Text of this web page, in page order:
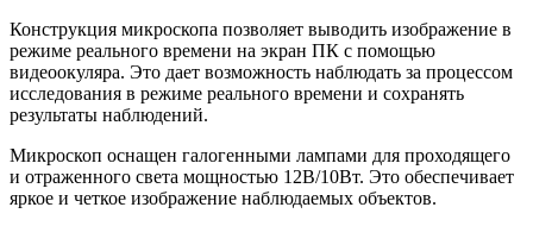
Конструкция микроскопа позволяет выводить изображение в
режиме реального времени на экран ПК с помощью
видеоокуляра. Это дает возможность наблюдать за процессом
исследования в режиме реального времени и сохранять
результаты наблюдений.
Микроскоп оснащен галогенными лампами для проходящего
и отраженного света мощностью 12В/10Вт. Это обеспечивает
яркое и четкое изображение наблюдаемых объектов.